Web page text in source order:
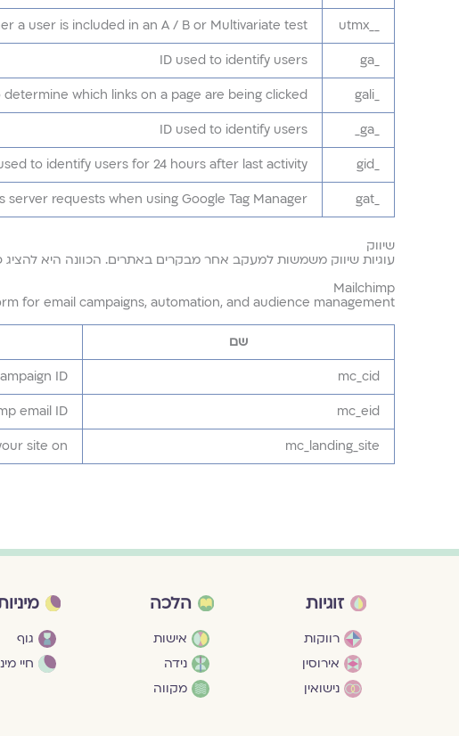
a user is included in an A / B or Multivariate test.
ID used to identify users
determine which links on a page are being clicked
ID used to identify users
to identify users for 24 hours after last activity
requests when using Google Tag Manager
שיווק
עוגיות שיווק משמשות למעקב אחר מבקרים באתרים. הכוונה היא להציג
Mailchimp
for email campaigns, automation, and audience management.
שם
mc_cid
ID
mc_eid
email ID
mc_landing_site
site on
זוגיות
רווקות
אירוסין
נישואין
הלכה
אישות
נידה
מקווה
גוף
חיי